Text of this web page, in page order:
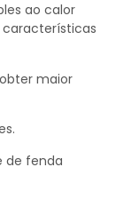
ao calor
maior
de fenda